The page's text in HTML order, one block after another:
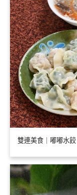
雙連美食｜嘟嘟水